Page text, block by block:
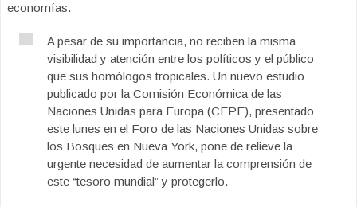
economías.
A pesar de su importancia, no reciben la misma
visibilidad y atención entre los políticos y el público
que sus homólogos tropicales. Un nuevo estudio
publicado por la Comisión Económica de las
Naciones Unidas para Europa (CEPE), presentado
este lunes en el Foro de las Naciones Unidas sobre
los Bosques en Nueva York, pone de relieve la
urgente necesidad de aumentar la comprensión de
este “tesoro mundial” y protegerlo.